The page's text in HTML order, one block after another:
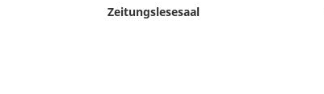
Zeitungslesesaal